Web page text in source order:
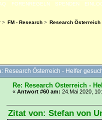
FORENREGELN SPENDEN
> FM - Research> Research
Research Österreich - Helfer
Re: Research Österreich -
«Antwort #60 am: 24.Mai 2020,
Zitat von: Stefan von